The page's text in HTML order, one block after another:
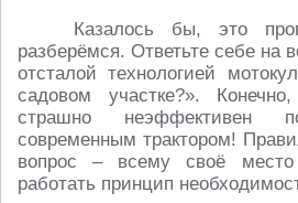
Казалось бы, это
разберёмся. Ответьте себе на
отсталой технологией
садовом участке?».
страшно неэффективен
современным трактором!
вопрос – всему своё
работать принцип